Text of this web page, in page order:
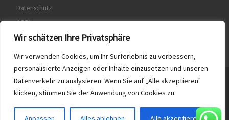
Wir schätzen Ihre Privatsphäre
Wir verwenden Cookies, um Ihr Surferlebnis zu verbessern,
personalisierte Anzeigen oder Inhalte einzusetzen und unseren
Datenverkehr zu analysieren. Wenn Sie auf „Alle akzeptieren"
klicken, stimmen Sie der Anwendung von Cookies zu.
Datenschutz
AGB’s
© 2026Druckerei & Verlag K. Urlaub GmbH– Alle Rechte
vorbehalten